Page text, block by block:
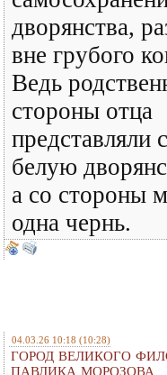
дворянства,
вне грубого
Ведь
стороны отца
представляли
белую
а со стороны
одна чернь.
04.03.26 10:18 (10:28)
ГОРОД ВЕЛИКОГО
ПАВЛИКА МОРОЗОВА